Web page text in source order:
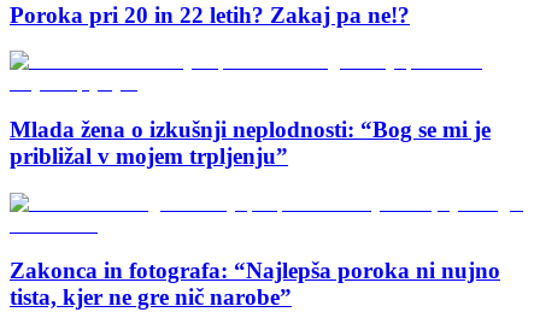
Poroka pri 20 in 22 letih? Zakaj pa ne!?
Mlada žena o izkušnji neplodnosti: “Bog se mi je
približal v mojem trpljenju”
Zakonca in fotografa: “Najlepša poroka ni nujno
tista, kjer ne gre nič narobe”